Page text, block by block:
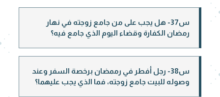
س37- هل يجب على من جامع زوجته في نهار
رمضان الكفارة وقضاء اليوم الذي جامع فيه؟
س38- رجل أفطر في رممضان برخصة السفر وعند
وصوله للبيت جامع زوجته، فما الذي يجب عليهما؟